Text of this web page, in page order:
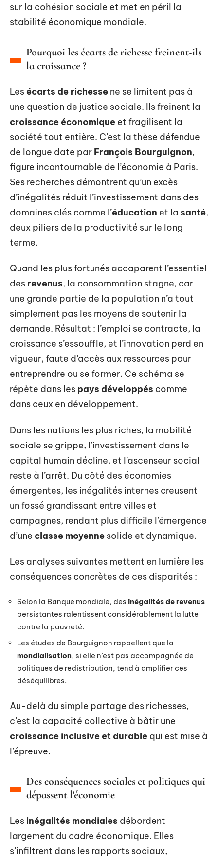
sur la cohésion sociale et met en péril la
stabilité économique mondiale.
Pourquoi les écarts de richesse freinent-ils
la croissance ?
Les écarts de richesse ne se limitent pas à
une question de justice sociale. Ils freinent la
croissance économique et fragilisent la
société tout entière. C’est la thèse défendue
de longue date par François Bourguignon,
figure incontournable de l’économie à Paris.
Ses recherches démontrent qu’un excès
d’inégalités réduit l’investissement dans des
domaines clés comme l’éducation et la santé,
deux piliers de la productivité sur le long
terme.
Quand les plus fortunés accaparent l’essentiel
des revenus, la consommation stagne, car
une grande partie de la population n’a tout
simplement pas les moyens de soutenir la
demande. Résultat : l’emploi se contracte, la
croissance s’essouffle, et l’innovation perd en
vigueur, faute d’accès aux ressources pour
entreprendre ou se former. Ce schéma se
répète dans les pays développés comme
dans ceux en développement.
Dans les nations les plus riches, la mobilité
sociale se grippe, l’investissement dans le
capital humain décline, et l’ascenseur social
reste à l’arrêt. Du côté des économies
émergentes, les inégalités internes creusent
un fossé grandissant entre villes et
campagnes, rendant plus difficile l’émergence
d’une classe moyenne solide et dynamique.
Les analyses suivantes mettent en lumière les
conséquences concrètes de ces disparités :
Selon la Banque mondiale, des inégalités de revenus
persistantes ralentissent considérablement la lutte
contre la pauvreté.
Les études de Bourguignon rappellent que la
mondialisation, si elle n’est pas accompagnée de
politiques de redistribution, tend à amplifier ces
déséquilibres.
Au-delà du simple partage des richesses,
c’est la capacité collective à bâtir une
croissance inclusive et durable qui est mise à
l’épreuve.
Des conséquences sociales et politiques qui
dépassent l’économie
Les inégalités mondiales débordent
largement du cadre économique. Elles
s’infiltrent dans les rapports sociaux,